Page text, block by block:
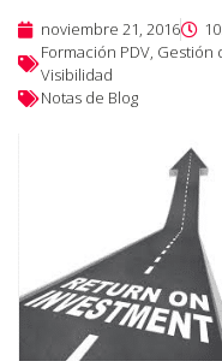
noviembre 21, 2016
Formación PDV, Gestión
Visibilidad
Notas de Blog